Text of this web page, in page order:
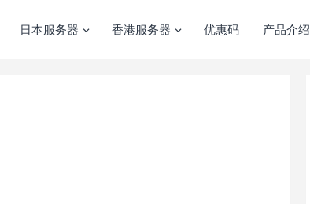
日本服务器 香港服务器 优惠码 产品介绍